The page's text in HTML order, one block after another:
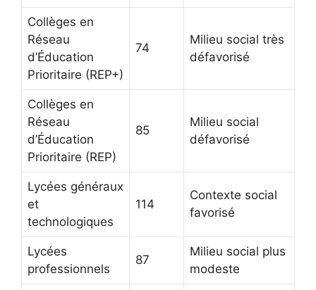
Collèges en
Réseau
d’Éducation
Prioritaire (REP+)
74
Milieu social très
défavorisé
Collèges en
Réseau
d’Éducation
Prioritaire (REP)
85
Milieu social
défavorisé
Lycées généraux
et
technologiques
114
Contexte social
favorisé
Lycées
professionnels
87
Milieu social plus
modeste